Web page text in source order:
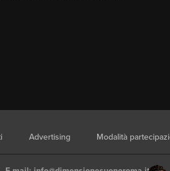
Advertising Modalità